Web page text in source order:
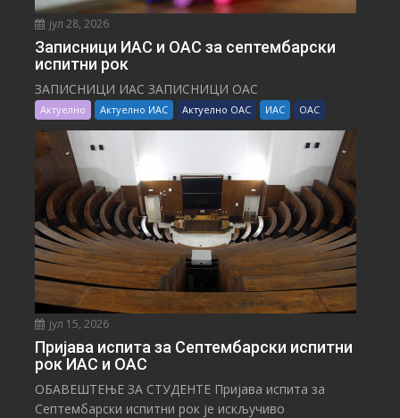
јул 28, 2026
Записници ИАС и ОАС за септембарски
испитни рок
ЗАПИСНИЦИ ИАС ЗАПИСНИЦИ ОАС
Актуелно Актуелно ИАС Актуелно ОАС ИАС ОАС
јул 15, 2026
Пријава испита за Септембарски испитни
рок ИАС и ОАС
ОБАВЕШТЕЊЕ ЗА СТУДЕНТЕ Пријава испита за
Септембарски испитни рок је искључиво